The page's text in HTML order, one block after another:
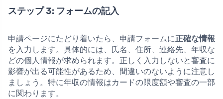
ステップ 3: フォームの記入
申請ページにたどり着いたら、申請フォームに正確な情報
を入力します。具体的には、氏名、住所、連絡先、年収な
どの個人情報が求められます。正しく入力しないと審査に
影響が出る可能性があるため、間違いのないように注意し
ましょう。特に年収の情報はカードの限度額や審査の一部
に関わります。